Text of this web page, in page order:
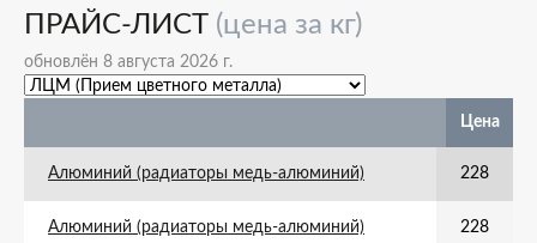
ПРАЙС-ЛИСТ (цена за кг)
обновлён 8 августа 2026 г.
Цена
Алюминий (радиаторы медь-алюминий) 228
Алюминий (радиаторы медь-алюминий) 228